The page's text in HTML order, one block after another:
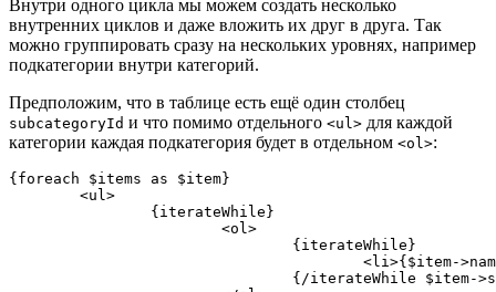
Внутри одного цикла мы можем создать несколько
внутренних циклов и даже вложить их друг в друга. Так
можно группировать сразу на нескольких уровнях, например
подкатегории внутри категорий.
Предположим, что в таблице есть ещё один столбец
subcategoryId и что помимо отдельного <ul> для каждой
категории каждая подкатегория будет в отдельном <ol>:
{foreach $items as $item}